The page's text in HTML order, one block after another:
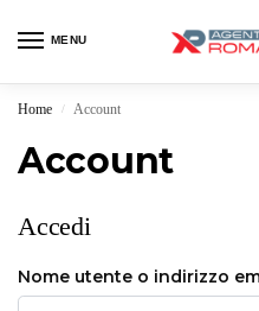
MENU
Home / Account
Account
Accedi
Nome utente o indirizzo